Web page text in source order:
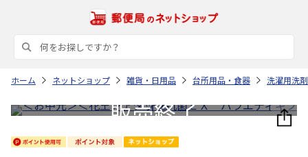
ホーム ネットショップ 雑貨・日用品 台所用品・食器 洗濯用洗剤